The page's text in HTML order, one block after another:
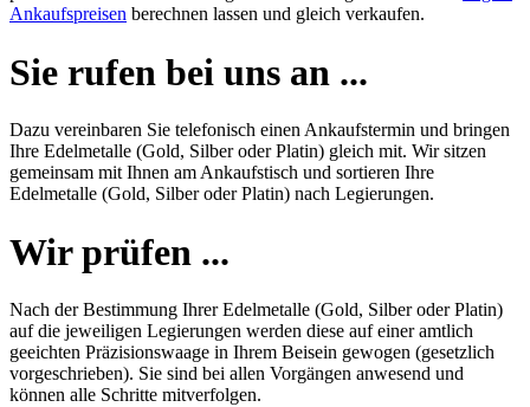
Ankaufspreisen berechnen lassen und gleich verkaufen.
Sie rufen bei uns an ...
Dazu vereinbaren Sie telefonisch einen Ankaufstermin und bringen
Ihre Edelmetalle (Gold, Silber oder Platin) gleich mit. Wir sitzen
gemeinsam mit Ihnen am Ankaufstisch und sortieren Ihre
Edelmetalle (Gold, Silber oder Platin) nach Legierungen.
Wir prüfen ...
Nach der Bestimmung Ihrer Edelmetalle (Gold, Silber oder Platin)
auf die jeweiligen Legierungen werden diese auf einer amtlich
geeichten Präzisionswaage in Ihrem Beisein gewogen (gesetzlich
vorgeschrieben). Sie sind bei allen Vorgängen anwesend und
können alle Schritte mitverfolgen.